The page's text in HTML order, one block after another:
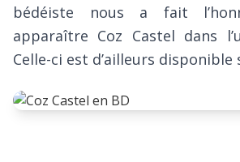
bédéiste nous a fait
apparaître Coz Castel dans
Celle-ci est d’ailleurs disponible